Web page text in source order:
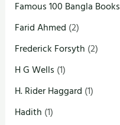
Famous 100 Bangla Books
Farid Ahmed (2)
Frederick Forsyth (2)
H G Wells (1)
H. Rider Haggard (1)
Hadith (1)